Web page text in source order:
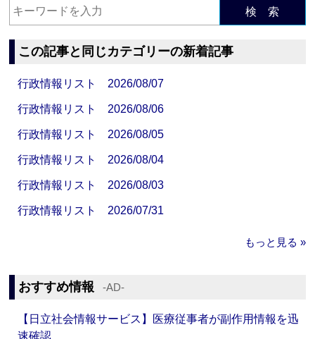
検 索
この記事と同じカテゴリーの新着記事
行政情報リスト 2026/08/07
行政情報リスト 2026/08/06
行政情報リスト 2026/08/05
行政情報リスト 2026/08/04
行政情報リスト 2026/08/03
行政情報リスト 2026/07/31
もっと見る »
おすすめ情報 ‐AD‐
【日立社会情報サービス】医療従事者が副作用情報を迅
速確認